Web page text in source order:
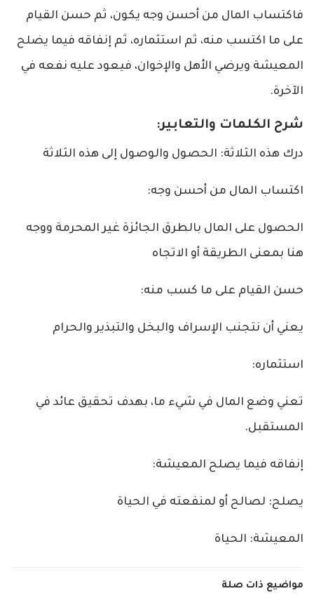
فاكتساب المال من أحسن وجه يكون، ثم حسن القيام
على ما اكتسب منه، ثم استثماره، ثم إنفاقه فيما يضلح
المعيشة ويرضي الأهل والإخوان، فيعود عليه نفعه في
ا لآخرة.
شرح الكلمات والتعابير:
درك هذه الثلاثة: الحصول والوصول إلى هذه الثلاثة
اكتساب المال من أحسن وجه:
الحصول على المال بالطرق الجائزة غير المحرمة ووجه
هنا بمعنى الطريقة أو الاتجاه
حسن القيام على ما كسب منه:
يعني أن نتجنب الإسراف والبخل والتبذير والحرام
استثماره:
تعني وضع المال في شيء ما، بهدف تحقيق عائد في
المستقبل.
إنفاقه فيما يصلح المعيشة:
يصلح: لصالح أو لمنفعته في الحياة
المعيشة: الحياة
مواضيع ذات صلة